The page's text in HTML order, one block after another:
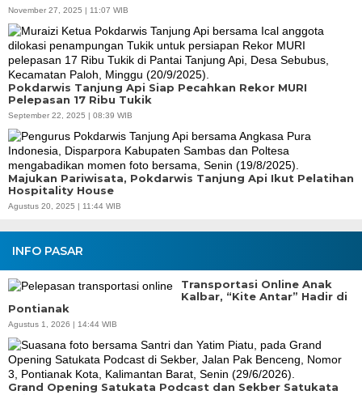
November 27, 2025 | 11:07 WIB
Pokdarwis Tanjung Api Siap Pecahkan Rekor MURI
Pelepasan 17 Ribu Tukik
September 22, 2025 | 08:39 WIB
Majukan Pariwisata, Pokdarwis Tanjung Api Ikut Pelatihan
Hospitality House
Agustus 20, 2025 | 11:44 WIB
INFO PASAR
Transportasi Online Anak
Kalbar, “Kite Antar” Hadir di
Pontianak
Agustus 1, 2026 | 14:44 WIB
Grand Opening Satukata Podcast dan Sekber Satukata